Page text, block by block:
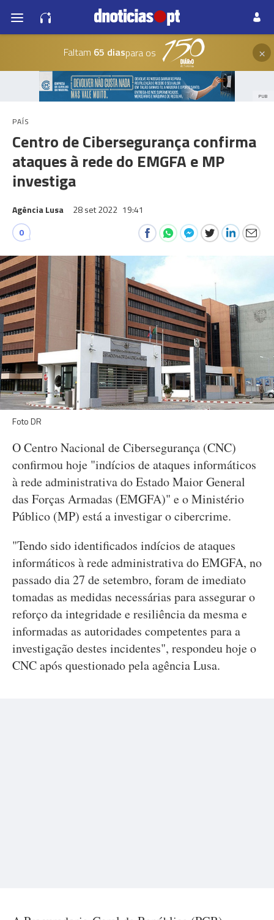
Faltam 65 diaspara os ×
PUB
PAÍS
Centro de Cibersegurança confirma
ataques à rede do EMGFA e MP
investiga
Agência Lusa 28 set 2022 19:41
0
Foto DR
O Centro Nacional de Cibersegurança (CNC)
confirmou hoje "indícios de ataques informáticos
à rede administrativa do Estado Maior General
das Forças Armadas (EMGFA)" e o Ministério
Público (MP) está a investigar o cibercrime.
"Tendo sido identificados indícios de ataques
informáticos à rede administrativa do EMGFA, no
passado dia 27 de setembro, foram de imediato
tomadas as medidas necessárias para assegurar o
reforço da integridade e resiliência da mesma e
informadas as autoridades competentes para a
investigação destes incidentes", respondeu hoje o
CNC após questionado pela agência Lusa.